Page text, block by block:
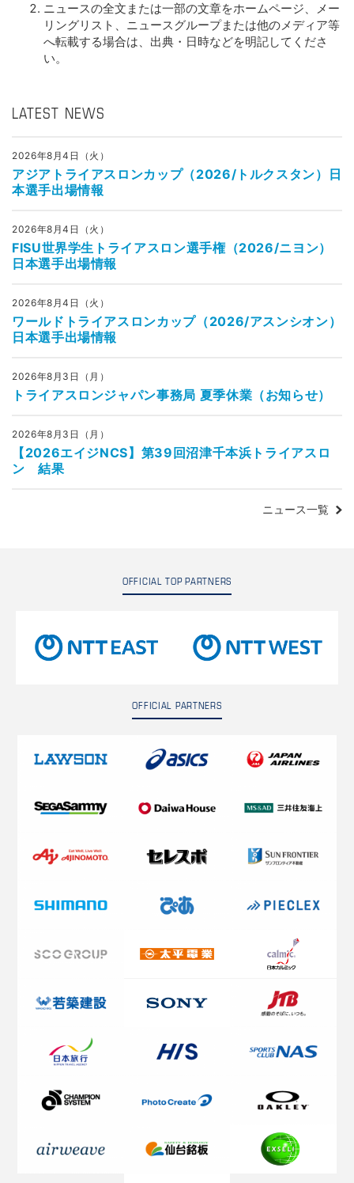
ニュースの全文または一部の文章をホームページ、メー
リングリスト、ニュースグループまたは他のメディア等
へ転載する場合は、出典・日時などを明記してくださ
い。
LATEST NEWS
2026年8月4日（火）
アジアトライアスロンカップ（2026/トルクスタン）日
本選手出場情報
2026年8月4日（火）
FISU世界学生トライアスロン選手権（2026/ニヨン）
日本選手出場情報
2026年8月4日（火）
ワールドトライアスロンカップ（2026/アスンシオン）
日本選手出場情報
2026年8月3日（月）
トライアスロンジャパン事務局 夏季休業（お知らせ）
2026年8月3日（月）
【2026エイジNCS】第39回沼津千本浜トライアスロ
ン 結果
ニュース一覧
OFFICIAL TOP PARTNERS
OFFICIAL PARTNERS